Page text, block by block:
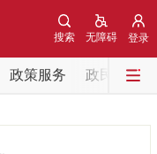
登录
无障碍
搜索
政策服务 政民互动